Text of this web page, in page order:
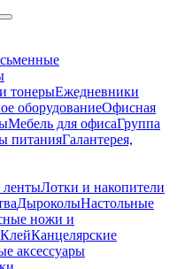
тонерыЕжедневники
оборудованиеОфисная
Мебель для офисаГруппа
питанияГалантерея,
лентыЛотки и накопители
ДыроколыНастольные
ножи и
КлейКанцелярские
аксессуары